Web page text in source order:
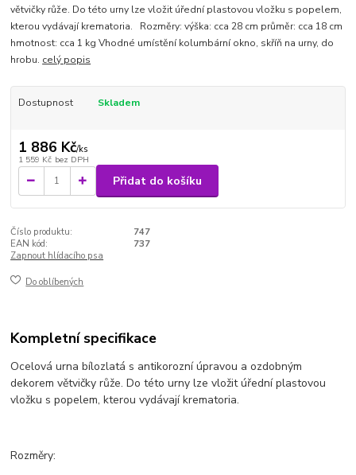
větvičky růže. Do této urny lze vložit úřední plastovou vložku s popelem,
kterou vydávají krematoria. Rozměry: výška: cca 28 cm průměr: cca 18 cm
hmotnost: cca 1 kg Vhodné umístění kolumbární okno, skříň na urny, do
hrobu. celý popis
Dostupnost Skladem
1 886 Kč/ks
1 559 Kč bez DPH
Přidat do košíku
Číslo produktu:
747
EAN kód:
737
Zapnout hlídacího psa
Do oblíbených
Kompletní specifikace
Ocelová urna bílozlatá s antikorozní úpravou a ozdobným
dekorem větvičky růže. Do této urny lze vložit úřední plastovou
vložku s popelem, kterou vydávají krematoria.
Rozměry: